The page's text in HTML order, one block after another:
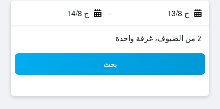
خ 13/8 - ج 14/8
2 من الضيوف، غرفة واحدة
بحث